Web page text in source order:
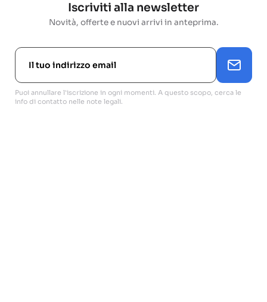
Iscriviti alla newsletter
Novità, offerte e nuovi arrivi in anteprima.
Puoi annullare l'iscrizione in ogni momenti. A questo scopo, cerca le
info di contatto nelle note legali.